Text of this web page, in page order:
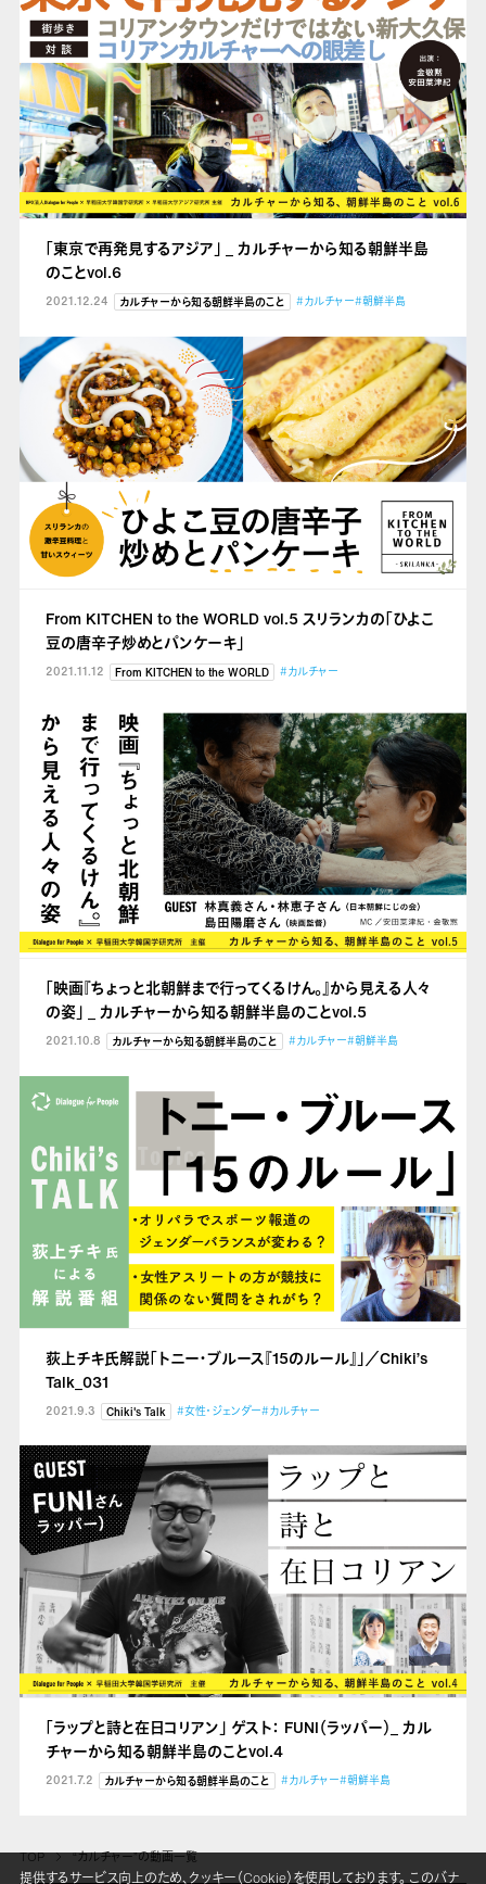
「東京で再発見するアジア」 _ カルチャーから知る朝鮮半島
のことvol.6
2021.12.24 カルチャーから知る朝鮮半島のこと #カルチャー#朝鮮半島
From KITCHEN to the WORLD vol.5 スリランカの「ひよこ
豆の唐辛子炒めとパンケーキ」
2021.11.12 From KITCHEN to the WORLD #カルチャー
「映画『ちょっと北朝鮮まで行ってくるけん。』から見える人々
の姿」 _ カルチャーから知る朝鮮半島のことvol.5
2021.10.8 カルチャーから知る朝鮮半島のこと #カルチャー#朝鮮半島
荻上チキ氏解説「トニー・ブルース『15のルール』」／Chiki’s
Talk_031
2021.9.3 Chiki's Talk #女性・ジェンダー#カルチャー
「ラップと詩と在日コリアン」 ゲスト： FUNI（ラッパー）_ カル
チャーから知る朝鮮半島のことvol.4
2021.7.2 カルチャーから知る朝鮮半島のこと #カルチャー#朝鮮半島
TOP “カルチャー”の動画一覧
提供するサービス向上のため、クッキー（Cookie）を使用しております。 このバナ